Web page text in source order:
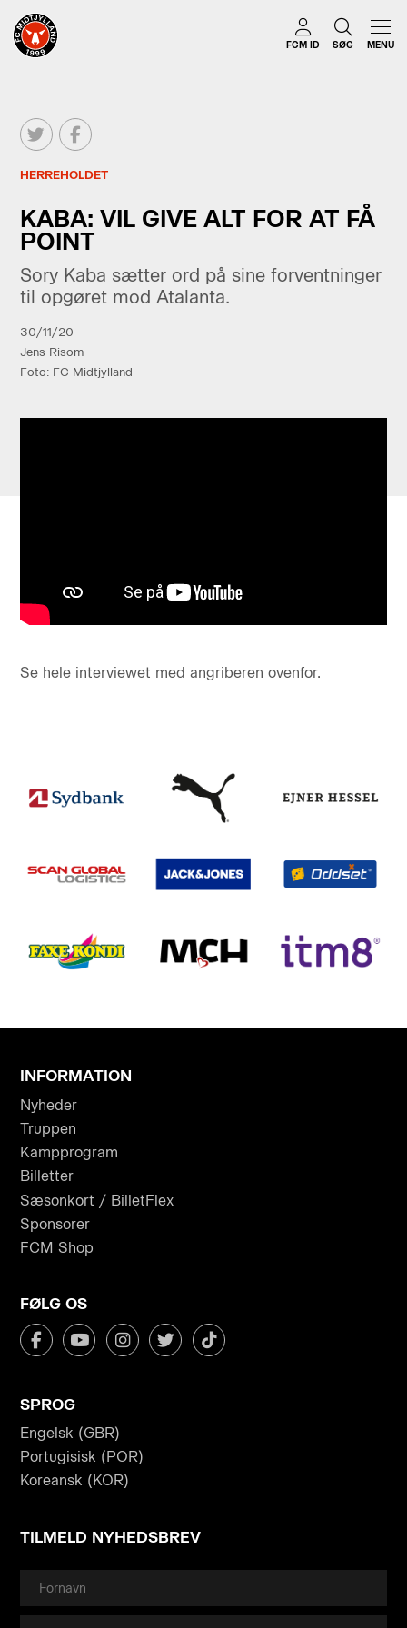
FCM ID SØG MENU
HERREHOLDET
KABA: VIL GIVE ALT FOR AT FÅ
POINT
Sory Kaba sætter ord på sine forventninger
til opgøret mod Atalanta.
30/11/20
Jens Risom
Foto: FC Midtjylland
Se hele interviewet med angriberen ovenfor.
INFORMATION
Nyheder
Truppen
Kampprogram
Billetter
Sæsonkort / BilletFlex
Sponsorer
FCM Shop
FØLG OS
SPROG
Engelsk (GBR)
Portugisisk (POR)
Koreansk (KOR)
TILMELD NYHEDSBREV